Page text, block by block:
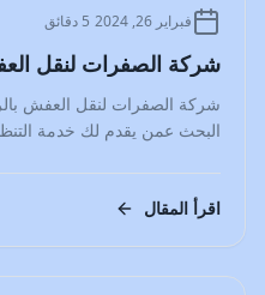
المدونة
فبراير 26, 2024 5 دقائق
شركة الصفرات لنقل
شركة الصفرات لنقل العفش
البحث عمن يقدم لك خدمة
اقرأ المقال